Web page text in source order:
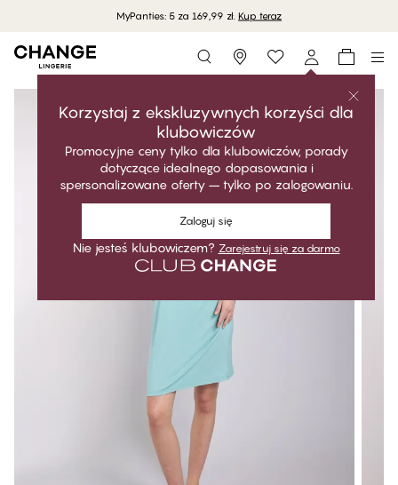
MyPanties: 5 za 169,99 zł. Kup teraz
Storefinder
Korzystaj z ekskluzywnych korzyści dla
klubowiczów
Promocyjne ceny tylko dla klubowiczów, porady
dotyczące idealnego dopasowania i
spersonalizowane oferty – tylko po zalogowaniu.
Zaloguj się
Nie jesteś klubowiczem? Zarejestruj się za darmo